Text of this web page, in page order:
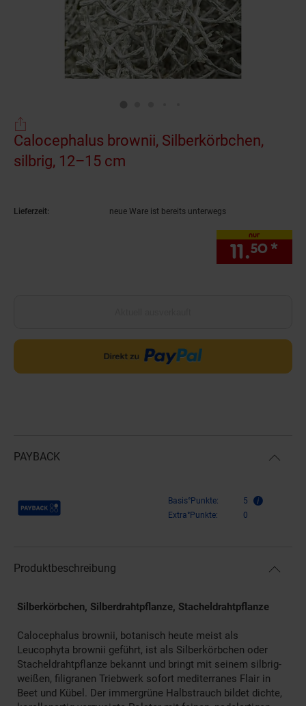
Calocephalus brownii, Silberkörbchen,
silbrig, 12–15 cm
Lieferzeit: neue Ware ist bereits unterwegs
nur
11.50 *
PAYBACK
Payback Punkte Basis°Punkte:
5
Extra°Punkte:
0
Produktbeschreibung
Silberkörbchen, Silberdrahtpflanze, Stacheldrahtpflanze
Calocephalus brownii, botanisch heute meist als
Leucophyta brownii geführt, ist als Silberkörbchen oder
Stacheldrahtpflanze bekannt und bringt mit seinem silbrig-
weißen, filigranen Triebwerk sofort mediterranes Flair in
Beet und Kübel. Der immergrüne Halbstrauch bildet dichte,